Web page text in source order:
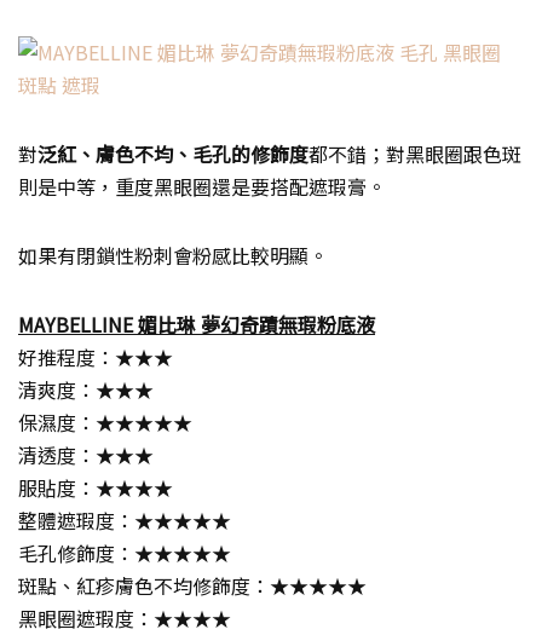
對泛紅、膚色不均、毛孔的修飾度都不錯；對黑眼圈跟色斑
則是中等，重度黑眼圈還是要搭配遮瑕膏。
如果有閉鎖性粉刺會粉感比較明顯。
MAYBELLINE 媚比琳 夢幻奇蹟無瑕粉底液
好推程度：★★★
清爽度：★★★
保濕度：★★★★★
清透度：★★★
服貼度：★★★★
整體遮瑕度：★★★★★
毛孔修飾度：★★★★★
斑點、紅疹膚色不均修飾度：★★★★★
黑眼圈遮瑕度：★★★★